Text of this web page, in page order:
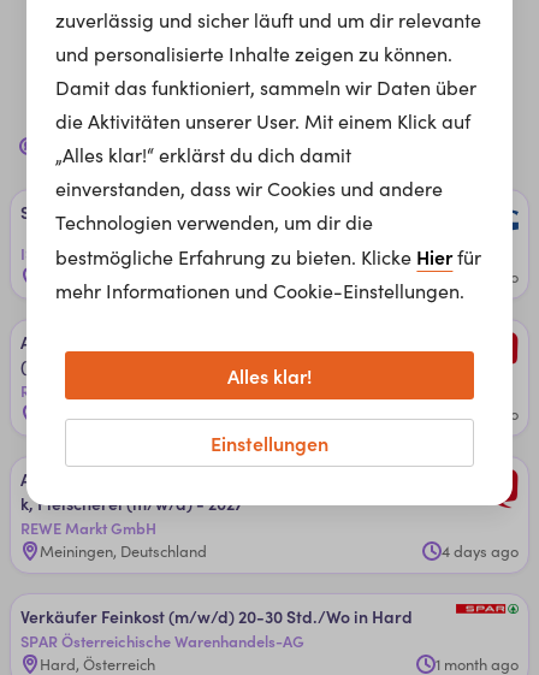
verkaufer Jobs für dich in Vorarlberg
Stell­ver­tre­ten­de ­Fi­li­al­lei­tun­g Har­d (m/w/d)
ISG Personalmanagement GmbH
Hard, Österreich 3 weeks ago
Aus­bil­dun­g zu­m Ver­käu­fer, ­Fach­rich­tun­g ­Le­bens­mit­tel
(m/w/d) - 2027
REWE Markt GmbH
4 days ago
Aus­bil­dun­g zu­m ­Fach­ver­käu­fer im ­Le­bens­mit­tel­hand­wer­
k, Flei­sche­rei (m/w/d) - 2027
REWE Markt GmbH
Meiningen, Deutschland 4 days ago
Ver­käu­fer ­Fein­kos­t (m/w/d) 20-30 St­d./Wo in Hard
SPAR Österreichische Warenhandels-AG
Hard, Österreich 1 month ago
zuverlässig und sicher läuft und um dir relevante
und personalisierte Inhalte zeigen zu können.
Damit das funktioniert, sammeln wir Daten über
die Aktivitäten unserer User. Mit einem Klick auf
„Alles klar!“ erklärst du dich damit
einverstanden, dass wir Cookies und andere
Technologien verwenden, um dir die
bestmögliche Erfahrung zu bieten. Klicke Hierfür
mehr Informationen und Cookie-Einstellungen.
Einstellungen
Alles klar!